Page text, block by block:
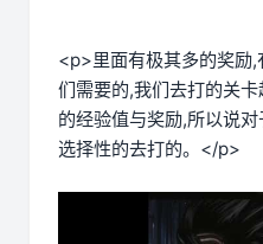
<p>里面有极其多的奖励
们需要的,我们去打的关
的经验值与奖励,所以说
选择性的去打的。</p>